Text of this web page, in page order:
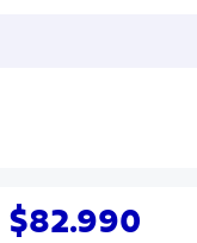
$82.990